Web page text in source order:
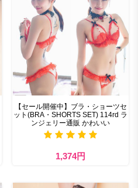
【セール開催中】ブラ・ショーツセ
ット(BRA・SHORTS SET) 114rd ラ
ンジェリー通販 かわいい
1,374円